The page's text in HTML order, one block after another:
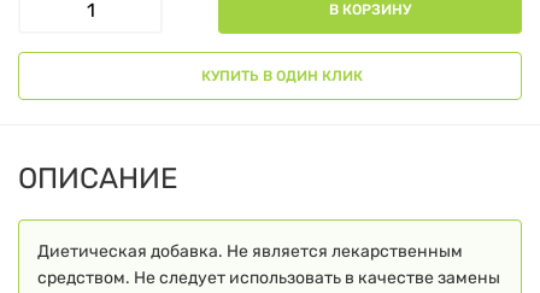
В КОРЗИНУ
КУПИТЬ В ОДИН КЛИК
ОПИСАНИЕ
Диетическая добавка. Не является лекарственным
средством. Не следует использовать в качестве замены